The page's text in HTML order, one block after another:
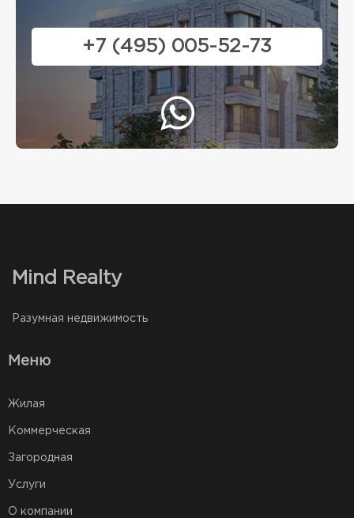
+7 (495) 005-52-73
Mind Realty
Разумная недвижимость
Меню
Жилая
Коммерческая
Загородная
Услуги
О компании